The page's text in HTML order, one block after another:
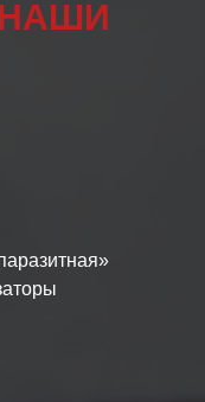
НАШИ